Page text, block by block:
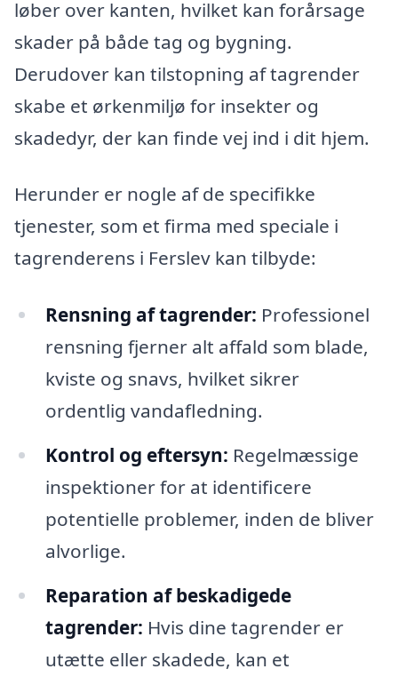
løber over kanten, hvilket kan forårsage
skader på både tag og bygning.
Derudover kan tilstopning af tagrender
skabe et ørkenmiljø for insekter og
skadedyr, der kan finde vej ind i dit hjem.
Herunder er nogle af de specifikke
tjenester, som et firma med speciale i
tagrenderens i Ferslev kan tilbyde:
Rensning af tagrender: Professionel
rensning fjerner alt affald som blade,
kviste og snavs, hvilket sikrer
ordentlig vandafledning.
Kontrol og eftersyn: Regelmæssige
inspektioner for at identificere
potentielle problemer, inden de bliver
alvorlige.
Reparation af beskadigede
tagrender: Hvis dine tagrender er
utætte eller skadede, kan et